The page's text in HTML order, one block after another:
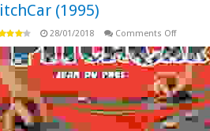
(1995)
28/01/2018 Comments Offon
(1995)